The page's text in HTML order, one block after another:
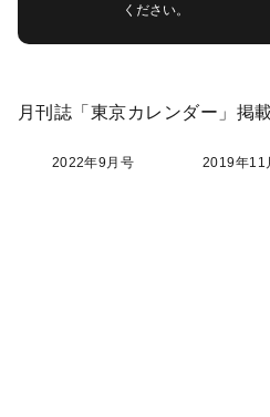
ください。
月刊誌「東京カレンダー」掲
2022年9月号 2019年11